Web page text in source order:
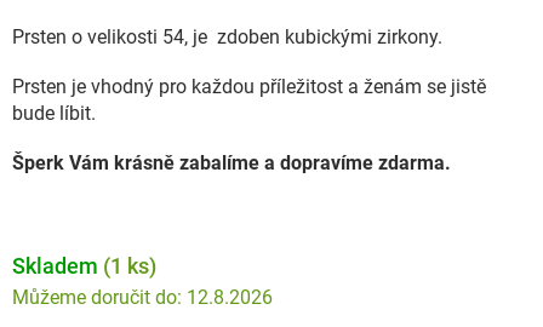
Prsten o velikosti 54, je zdoben kubickými zirkony.
Prsten je vhodný pro každou příležitost a ženám se jistě
bude líbit.
Šperk Vám krásně zabalíme a dopravíme zdarma.
Skladem (1 ks)
12.8.2026